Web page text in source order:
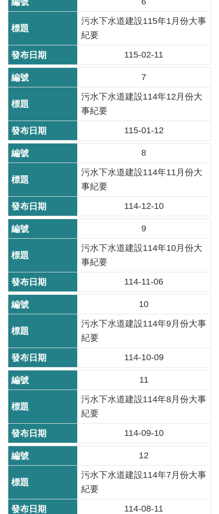
廉
政
地
為
民
服
務
網
站
導
覽
首
頁
常
見
問
答
陳
系
統
雙
語
詞
彙
TAIPEI
PASS
北
污水下水道建設115年1月份大事
紀要
115-02-11
7
污水下水道建設114年12月份大
事紀要
115-01-12
8
污水下水道建設114年11月份大
事紀要
114-12-10
9
污水下水道建設114年10月份大
事紀要
114-11-06
10
污水下水道建設114年9月份大事
紀要
114-10-09
11
污水下水道建設114年8月份大事
紀要
114-09-10
12
污水下水道建設114年7月份大事
紀要
114-08-11